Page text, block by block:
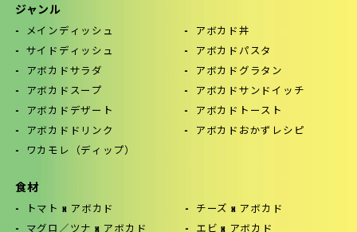
ジャンル
メインディッシュ
サイドディッシュ
アボカドサラダ
アボカドスープ
アボカドデザート
アボカドドリンク
ワカモレ（ディップ）
アボカド丼
アボカドパスタ
アボカドグラタン
アボカドサンドイッチ
アボカドトースト
アボカドおかずレシピ
食材
トマト x アボカド チーズ x アボカド
マグロ／ツナ x アボカド エビ x アボカド